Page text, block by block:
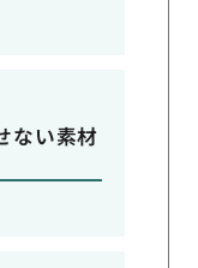
ない素材